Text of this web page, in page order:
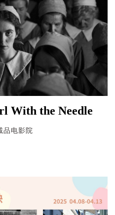
With the Needle
品电影院